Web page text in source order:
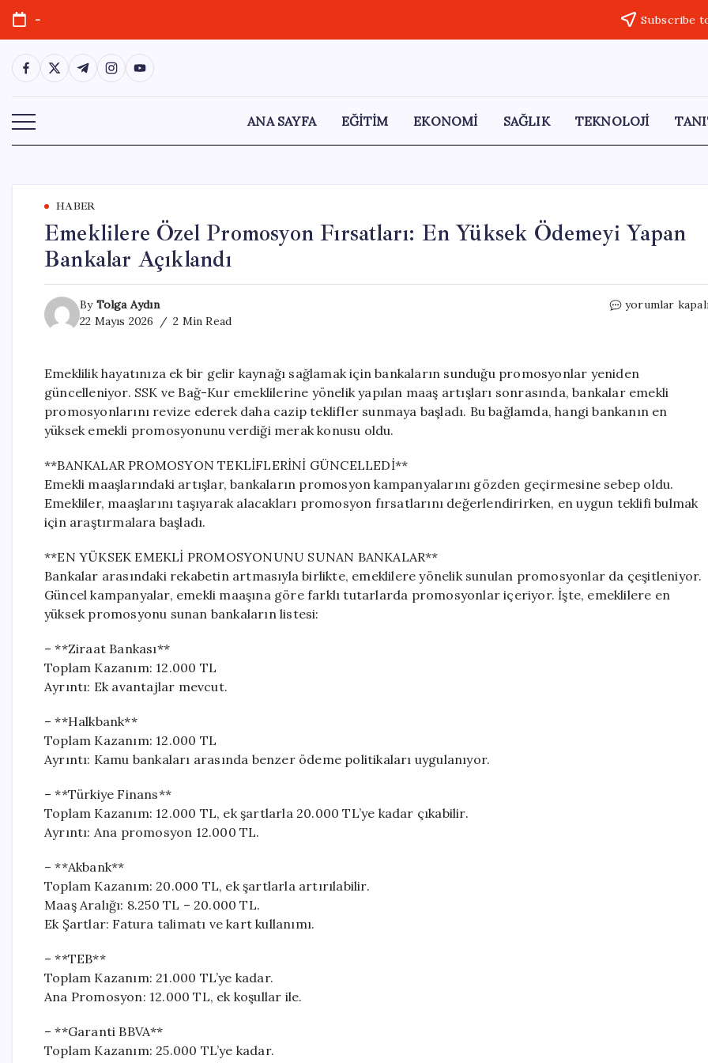
Skip
content
- Subscribe
https://www.facebook.com/
https://twitter.com/
https://t.me/
https://www.instagram.com/
https://youtube.com/
ANA SAYFA EĞİTİM EKONOMİ SAĞLIK TEKNOLOJİ
HABER
Emeklilere Özel Promosyon Fırsatları: En Yüksek Ödemeyi Yapan
Bankalar Açıklandı
By Tolga Aydın
22 Mayıs 2026
2 Min Read
Emeklilere
En
Yüksek
Yapan
yorumlar
Emeklilik hayatınıza ek bir gelir kaynağı sağlamak için bankaların sunduğu promosyonlar yeniden
güncelleniyor. SSK ve Bağ-Kur emeklilerine yönelik yapılan maaş artışları sonrasında, bankalar emekli
promosyonlarını revize ederek daha cazip teklifler sunmaya başladı. Bu bağlamda, hangi bankanın en
yüksek emekli promosyonunu verdiği merak konusu oldu.
**BANKALAR PROMOSYON TEKLİFLERİNİ GÜNCELLEDİ**
Emekli maaşlarındaki artışlar, bankaların promosyon kampanyalarını gözden geçirmesine sebep oldu.
Emekliler, maaşlarını taşıyarak alacakları promosyon fırsatlarını değerlendirirken, en uygun teklifi bulmak
için araştırmalara başladı.
**EN YÜKSEK EMEKLİ PROMOSYONUNU SUNAN BANKALAR**
Bankalar arasındaki rekabetin artmasıyla birlikte, emeklilere yönelik sunulan promosyonlar da çeşitleniyor.
Güncel kampanyalar, emekli maaşına göre farklı tutarlarda promosyonlar içeriyor. İşte, emeklilere en
yüksek promosyonu sunan bankaların listesi:
– **Ziraat Bankası**
Toplam Kazanım: 12.000 TL
Ayrıntı: Ek avantajlar mevcut.
– **Halkbank**
Toplam Kazanım: 12.000 TL
Ayrıntı: Kamu bankaları arasında benzer ödeme politikaları uygulanıyor.
– **Türkiye Finans**
Toplam Kazanım: 12.000 TL, ek şartlarla 20.000 TL’ye kadar çıkabilir.
Ayrıntı: Ana promosyon 12.000 TL.
– **Akbank**
Toplam Kazanım: 20.000 TL, ek şartlarla artırılabilir.
Maaş Aralığı: 8.250 TL – 20.000 TL.
Ek Şartlar: Fatura talimatı ve kart kullanımı.
– **TEB**
Toplam Kazanım: 21.000 TL’ye kadar.
Ana Promosyon: 12.000 TL, ek koşullar ile.
– **Garanti BBVA**
Toplam Kazanım: 25.000 TL’ye kadar.